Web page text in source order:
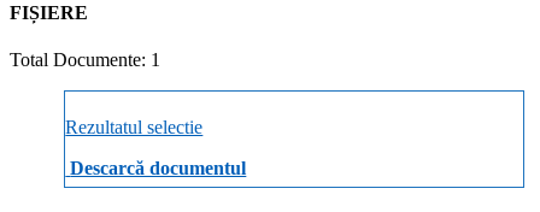
FIȘIERE
Total Documente: 1
Rezultatul selectie
Descarcă documentul